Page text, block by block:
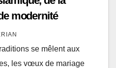
modernité
se mêlent aux
les vœux de mariage